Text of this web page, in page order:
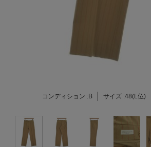
コンディション :B サイズ :48(L位)